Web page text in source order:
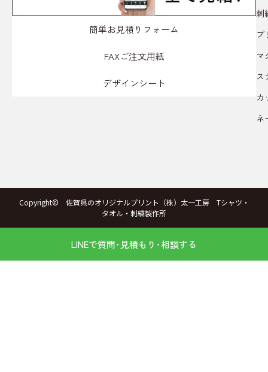
簡単お見積りフォーム
FAXご注文用紙
デザインシート
刺
プ
マ
ス
カ
ネ
Copyright© 佐賀県のオリジナルプリント（株）太一工房 Tシャツ・
タオル・刺繍製作所
LINEで質問･見積もり･相談する